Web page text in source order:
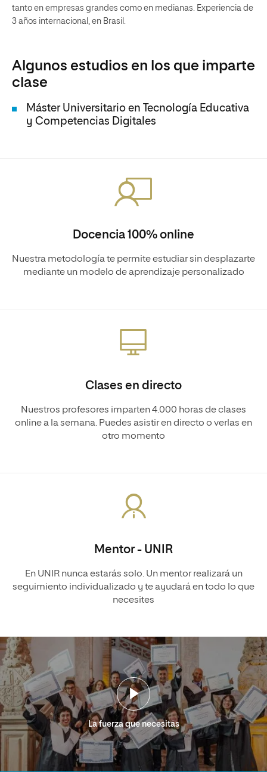
tanto en empresas grandes como en medianas. Experiencia de
3 años internacional, en Brasil.
Algunos estudios en los que imparte
clase
Máster Universitario en Tecnología Educativa
y Competencias Digitales
Docencia 100% online
Nuestra metodología te permite estudiar sin desplazarte
mediante un modelo de aprendizaje personalizado
Clases en directo
Nuestros profesores imparten 4.000 horas de clases
online a la semana. Puedes asistir en directo o verlas en
otro momento
Mentor - UNIR
En UNIR nunca estarás solo. Un mentor realizará un
seguimiento individualizado y te ayudará en todo lo que
necesites
La fuerza que necesitas